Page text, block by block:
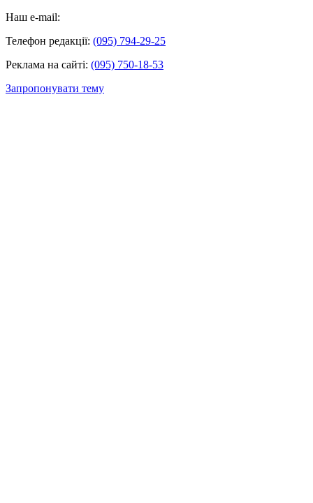
Наш e-mail:
Телефон редакції: (095) 794-29-25
Реклама на сайті: (095) 750-18-53
Запропонувати тему